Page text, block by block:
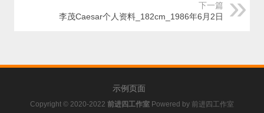
下一篇
李茂Caesar个人资料_182cm_1986年6月2日
示例页面
Copyright © 2020-2022 前进四工作室 Powered by 前进四工作室